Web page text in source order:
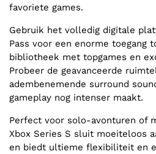
favoriete games.
Gebruik het volledig digitale
Pass voor een enorme toegang
bibliotheek met topgames en
Probeer de geavanceerde
adembenemende surround
gameplay nog intenser maakt.
Perfect voor solo-avonturen of
Xbox Series S sluit moeiteloos
en biedt ultieme flexibiliteit en